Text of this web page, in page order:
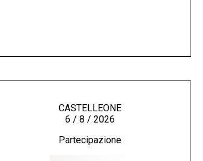
CASTELLEONE
6 / 8 / 2026
Partecipazione